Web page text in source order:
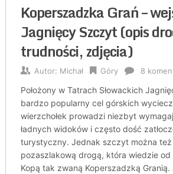
Koperszadzka Grań –
Jagnięcy Szczyt (opis
trudności, zdjęcia)
Autor: Michał Góry 8
Położony w Tatrach Słowackich
bardzo popularny cel górskich
wierzchołek prowadzi niezbyt
ładnych widoków i często dość
turystyczny. Jednak szczyt można
pozaszlakową drogą, która wiedzie od
Kopą tak zwaną Koperszadzką